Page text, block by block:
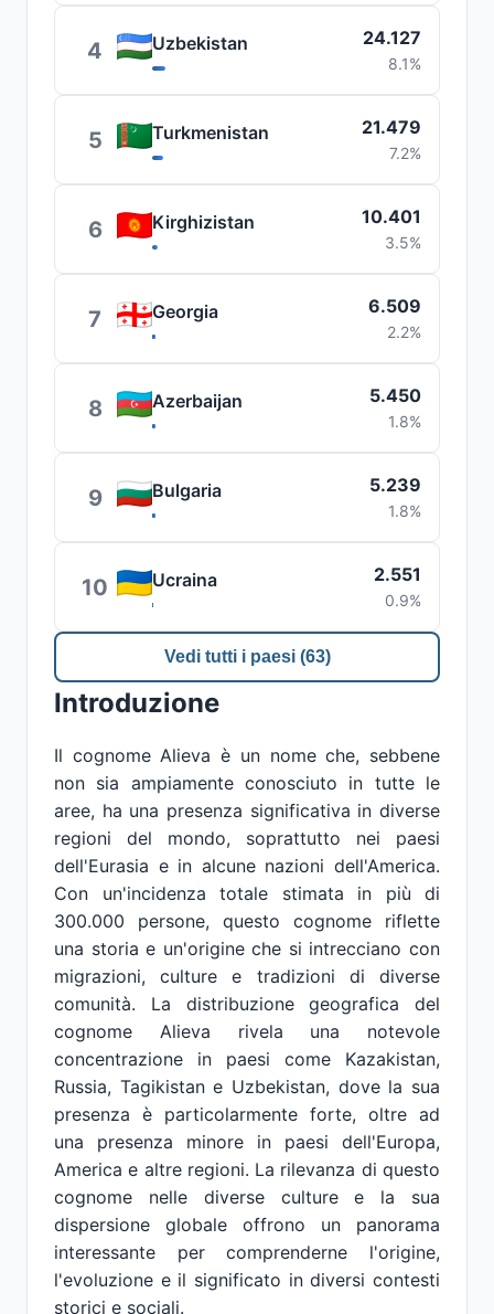
4 Uzbekistan 24.127
8.1%
5 Turkmenistan 21.479
7.2%
6 Kirghizistan 10.401
3.5%
7 Georgia 6.509
2.2%
8 Azerbaijan 5.450
1.8%
9 Bulgaria 5.239
1.8%
10 Ucraina 2.551
0.9%
Vedi tutti i paesi (63)
Introduzione
Il cognome Alieva è un nome che, sebbene
non sia ampiamente conosciuto in tutte le
aree, ha una presenza significativa in diverse
regioni del mondo, soprattutto nei paesi
dell'Eurasia e in alcune nazioni dell'America.
Con un'incidenza totale stimata in più di
300.000 persone, questo cognome riflette
una storia e un'origine che si intrecciano con
migrazioni, culture e tradizioni di diverse
comunità. La distribuzione geografica del
cognome Alieva rivela una notevole
concentrazione in paesi come Kazakistan,
Russia, Tagikistan e Uzbekistan, dove la sua
presenza è particolarmente forte, oltre ad
una presenza minore in paesi dell'Europa,
America e altre regioni. La rilevanza di questo
cognome nelle diverse culture e la sua
dispersione globale offrono un panorama
interessante per comprenderne l'origine,
l'evoluzione e il significato in diversi contesti
storici e sociali.